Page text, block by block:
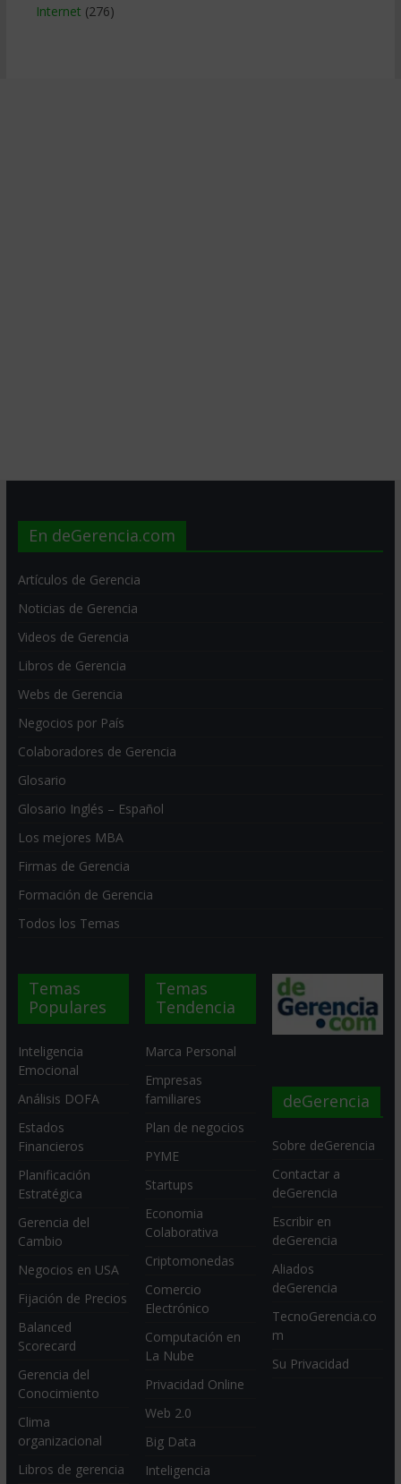
Internet (276)
En deGerencia.com
Artículos de Gerencia
Noticias de Gerencia
Videos de Gerencia
Libros de Gerencia
Webs de Gerencia
Negocios por País
Colaboradores de Gerencia
Glosario
Glosario Inglés – Español
Los mejores MBA
Firmas de Gerencia
Formación de Gerencia
Todos los Temas
Temas
Populares
Inteligencia
Emocional
Análisis DOFA
Estados
Financieros
Planificación
Estratégica
Gerencia del
Cambio
Negocios en USA
Fijación de Precios
Balanced
Scorecard
Gerencia del
Conocimiento
Clima
organizacional
Libros de gerencia
Temas
Tendencia
Marca Personal
Empresas
familiares
Plan de negocios
PYME
Startups
Economia
Colaborativa
Criptomonedas
Comercio
Electrónico
Computación en
La Nube
Privacidad Online
Web 2.0
Big Data
Inteligencia
deGerencia
Sobre deGerencia
Contactar a
deGerencia
Escribir en
deGerencia
Aliados
deGerencia
TecnoGerencia.co
m
Su Privacidad